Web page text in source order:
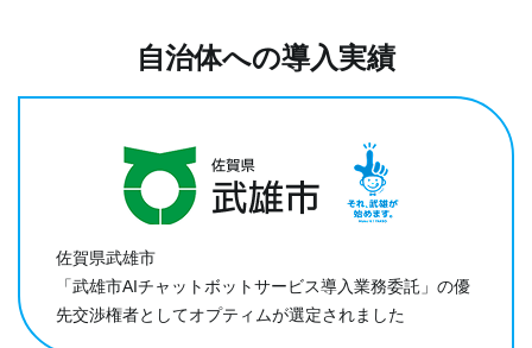
自治体への導入実績
佐賀県武雄市
「武雄市AIチャットボットサービス導入業務委託」の優
先交渉権者としてオプティムが選定されました